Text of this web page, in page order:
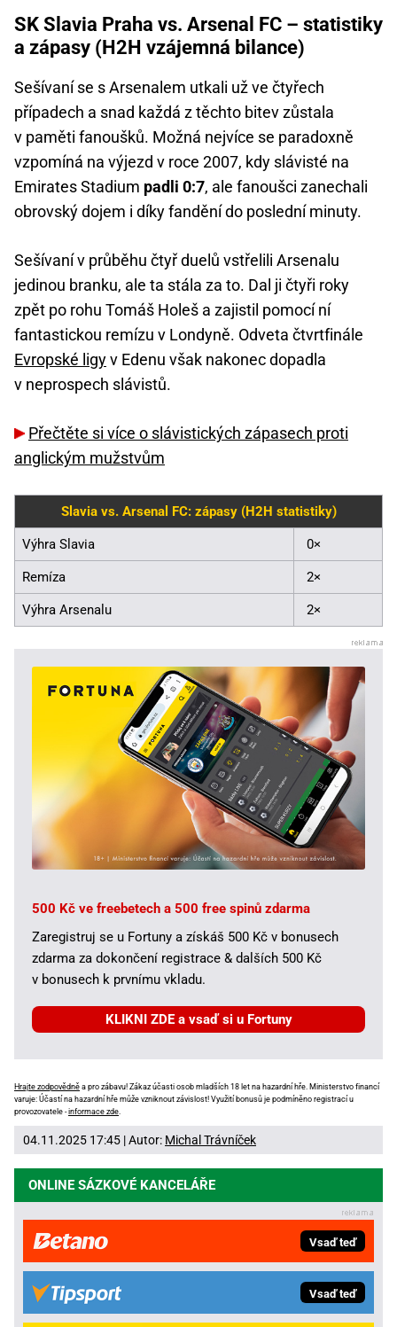
SK Slavia Praha vs. Arsenal FC – statistiky
a zápasy (H2H vzájemná bilance)
Sešívaní se s Arsenalem utkali už ve čtyřech
případech a snad každá z těchto bitev zůstala
v paměti fanoušků. Možná nejvíce se paradoxně
vzpomíná na výjezd v roce 2007, kdy slávisté na
Emirates Stadium padli 0:7, ale fanoušci zanechali
obrovský dojem i díky fandění do poslední minuty.
Sešívaní v průběhu čtyř duelů vstřelili Arsenalu
jedinou branku, ale ta stála za to. Dal ji čtyři roky
zpět po rohu Tomáš Holeš a zajistil pomocí ní
fantastickou remízu v Londyně. Odveta čtvrtfinále
Evropské ligyv Edenu však nakonec dopadla
v neprospech slávistů.
Přečtěte si více o slávistických zápasech proti
anglickým mužstvům
Slavia vs. Arsenal FC: zápasy (H2H statistiky)
Výhra Slavia 0×
Remíza 2×
Výhra Arsenalu 2×
500 Kč ve freebetech a 500 free spinů zdarma
Zaregistruj se u Fortuny a získáš 500 Kč v bonusech
zdarma za dokončení registrace & dalších 500 Kč
v bonusech k prvnímu vkladu.
KLIKNI ZDE a vsaď si u Fortuny
Hrajte zodpovědně a pro zábavu! Zákaz účasti osob mladších 18 let na hazardní hře. Ministerstvo financí
varuje: Účastí na hazardní hře může vzniknout závislost! Využití bonusů je podmíněno registrací u
provozovatele -informace zde.
04.11.2025 17:45 | Autor: Michal Trávníček
ONLINE SÁZKOVÉ KANCELÁŘE
Vsaď teď
Vsaď teď